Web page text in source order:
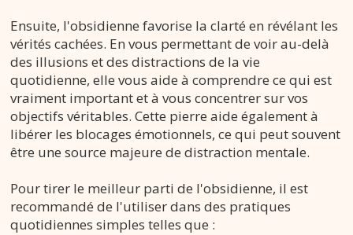
Ensuite, l'obsidienne favorise la clarté en révélant les
vérités cachées. En vous permettant de voir au-delà
des illusions et des distractions de la vie
quotidienne, elle vous aide à comprendre ce qui est
vraiment important et à vous concentrer sur vos
objectifs véritables. Cette pierre aide également à
libérer les blocages émotionnels, ce qui peut souvent
être une source majeure de distraction mentale.
Pour tirer le meilleur parti de l'obsidienne, il est
recommandé de l'utiliser dans des pratiques
quotidiennes simples telles que :